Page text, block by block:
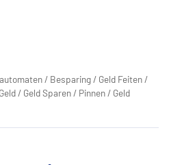
/ Besparing / Geld Feiten /
/ Geld Sparen / Pinnen / Geld